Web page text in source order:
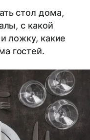
стол дома,
с какой
ложку, какие
гостей.